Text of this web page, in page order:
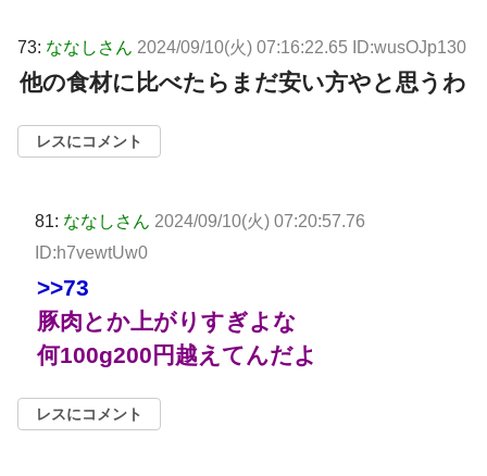
73: ななしさん 2024/09/10(火) 07:16:22.65 ID:wusOJp130
他の食材に比べたらまだ安い方やと思うわ
レスにコメント
81: ななしさん 2024/09/10(火) 07:20:57.76
ID:h7vewtUw0
>>73
豚肉とか上がりすぎよな
何100g200円越えてんだよ
レスにコメント